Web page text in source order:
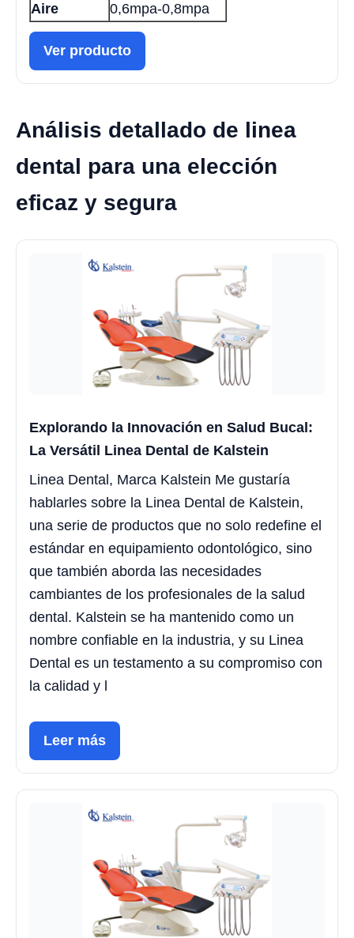
Aire
0,6mpa-0,8mpa
Ver producto
Análisis detallado de linea
dental para una elección
eficaz y segura
Explorando la Innovación en Salud Bucal:
La Versátil Linea Dental de Kalstein
Linea Dental, Marca Kalstein Me gustaría
hablarles sobre la Linea Dental de Kalstein,
una serie de productos que no solo redefine el
estándar en equipamiento odontológico, sino
que también aborda las necesidades
cambiantes de los profesionales de la salud
dental. Kalstein se ha mantenido como un
nombre confiable en la industria, y su Linea
Dental es un testamento a su compromiso con
la calidad y l
Leer más